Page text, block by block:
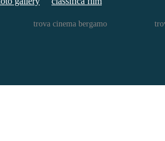
trova cinema bergamo